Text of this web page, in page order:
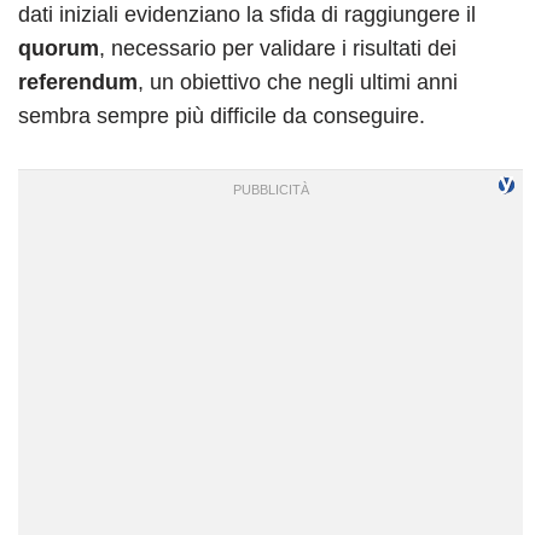
dati iniziali evidenziano la sfida di raggiungere il
quorum, necessario per validare i risultati dei
referendum, un obiettivo che negli ultimi anni
sembra sempre più difficile da conseguire.